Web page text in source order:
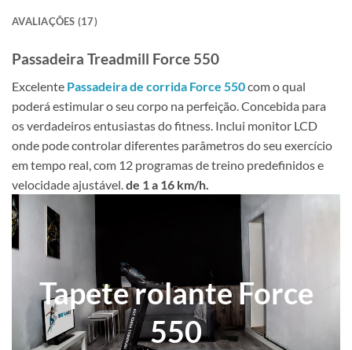
AVALIAÇÕES (17)
Passadeira Treadmill Force 550
Excelente Passadeira de corrida Force 550com o qual
poderá estimular o seu corpo na perfeição. Concebida para
os verdadeiros entusiastas do fitness. Inclui monitor LCD
onde pode controlar diferentes parâmetros do seu exercício
em tempo real, com 12 programas de treino predefinidos e
velocidade ajustável.de 1 a 16 km/h.
Tapete rolante Force
550